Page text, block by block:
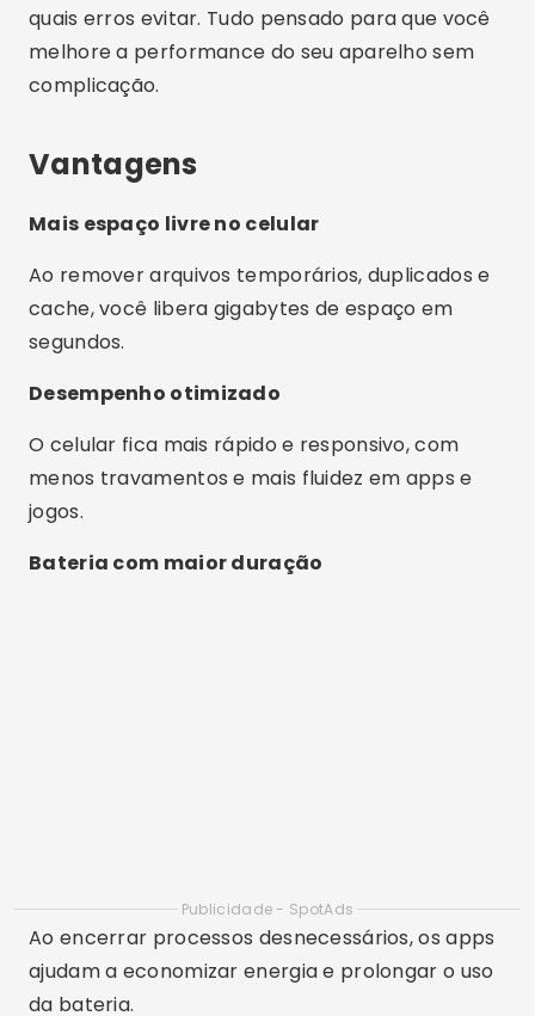
quais erros evitar. Tudo pensado para que você
melhore a performance do seu aparelho sem
complicação.
Vantagens
Mais espaço livre no celular
Ao remover arquivos temporários, duplicados e
cache, você libera gigabytes de espaço em
segundos.
Desempenho otimizado
O celular fica mais rápido e responsivo, com
menos travamentos e mais fluidez em apps e
jogos.
Bateria com maior duração
Melhores Aplicativos para
Limpar a Memória do Celular